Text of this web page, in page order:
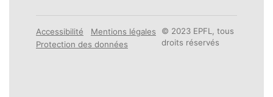
Accessibilité
Mentions légales
Protection des données
© 2023 EPFL, tous
droits réservés